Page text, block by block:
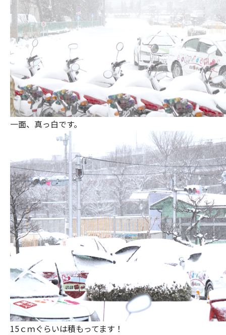
一面、真っ白です。
15ｃｍぐらいは積もってます！